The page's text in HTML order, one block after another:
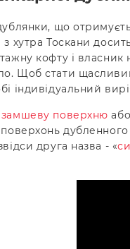
що
хутра Тоскани
кофту і
Щоб стати
індивідуальний
замшеву поверхню
дубленного
друга назва - «